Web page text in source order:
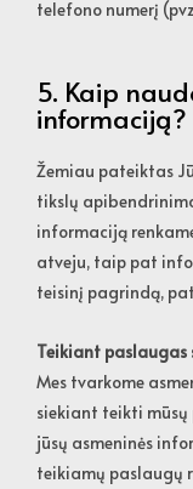
telefono numerį
5. Kaip
informaciją?
Žemiau pateiktas
tikslų
informaciją
atveju, taip pat
teisinį pagrindą,
Teikiant paslaugas
Mes tvarkome
siekiant teikti
jūsų asmeninės
teikiamų paslaugų